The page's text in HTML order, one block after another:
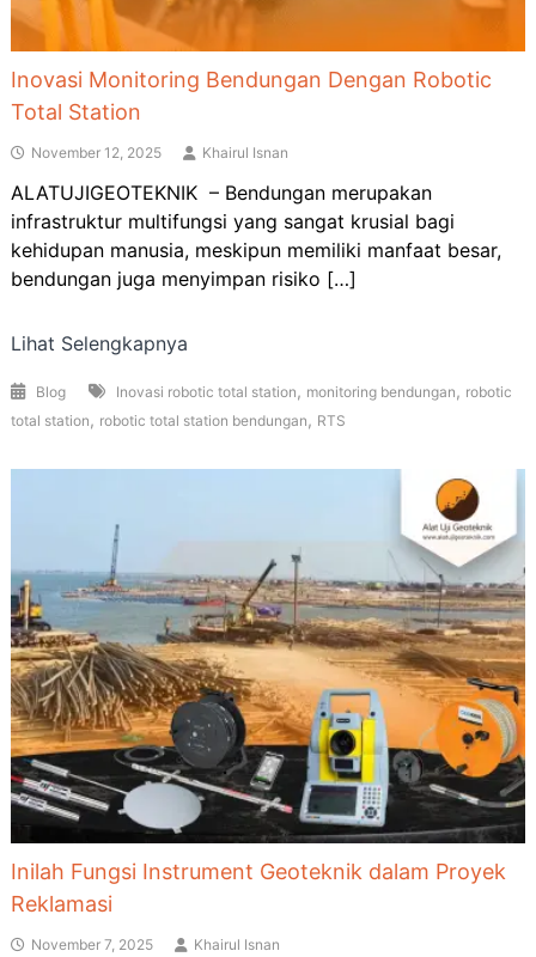
Inovasi Monitoring Bendungan Dengan Robotic
Total Station
November 12, 2025 Khairul Isnan
ALATUJIGEOTEKNIK – Bendungan merupakan
infrastruktur multifungsi yang sangat krusial bagi
kehidupan manusia, meskipun memiliki manfaat besar,
bendungan juga menyimpan risiko […]
Lihat Selengkapnya
Blog Inovasi robotic total station , monitoring bendungan , robotic
total station , robotic total station bendungan , RTS
Inilah Fungsi Instrument Geoteknik dalam Proyek
Reklamasi
November 7, 2025 Khairul Isnan